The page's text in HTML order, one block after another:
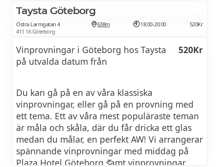
Röda viner – en introduktion
Hur får ett rött vin sin karaktär och hur kan vi
får du lära dig mer om strävhet, syra och
fyllighet. Vi lär oss om provningsteknik och
vin med mat. Välkommen!
22 sep 2026:
Franska viner till franska ostar
600Kr
Frankrike, hem till en mängd kända ostsorter
Taysta Göteborg
Östra Larmgatan 4
411 16 Göteborg
638m 18:00-20:00 520Kr
Vinprovningar i Göteborg hos Taysta
på utvalda datum från
520Kr
Du kan gå på en av våra klassiska
vinprovningar, eller gå på en provning med
ett tema. Ett av våra mest populäraste teman
är måla och skåla, där du får dricka ett glas
medan du målar, en perfekt AW! Vi arrangerar
spännande vinprovningar med middag på
Plaza Hotel Göteborg samt vinprovningar